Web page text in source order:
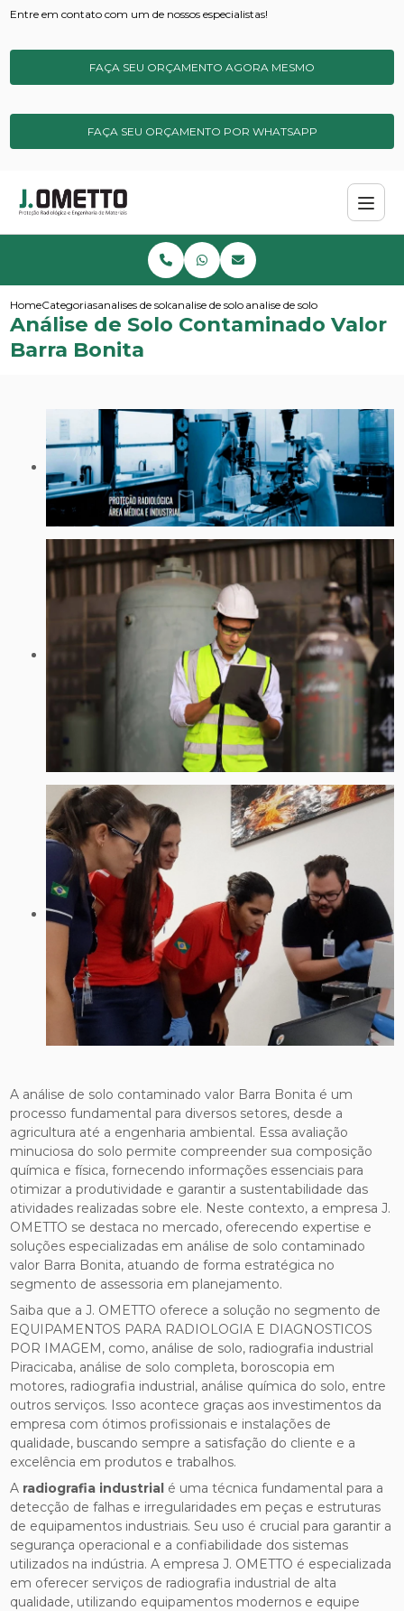
Entre em contato com um de nossos especialistas!
FAÇA SEU ORÇAMENTO AGORA MESMO
FAÇA SEU ORÇAMENTO POR WHATSAPP
HomeCategoriasanalises de solos e sedimentos
analise de solo idealanalise de solo contaminado
Análise de Solo Contaminado Valor
Barra Bonita
A análise de solo contaminado valor Barra Bonita é um
processo fundamental para diversos setores, desde a
agricultura até a engenharia ambiental. Essa avaliação
minuciosa do solo permite compreender sua composição
química e física, fornecendo informações essenciais para
otimizar a produtividade e garantir a sustentabilidade das
atividades realizadas sobre ele. Neste contexto, a empresa J.
OMETTO se destaca no mercado, oferecendo expertise e
soluções especializadas em análise de solo contaminado
valor Barra Bonita, atuando de forma estratégica no
segmento de assessoria em planejamento.
Saiba que a J. OMETTO oferece a solução no segmento de
EQUIPAMENTOS PARA RADIOLOGIA E DIAGNOSTICOS
POR IMAGEM, como, análise de solo, radiografia industrial
Piracicaba, análise de solo completa, boroscopia em
motores, radiografia industrial, análise química do solo, entre
outros serviços. Isso acontece graças aos investimentos da
empresa com ótimos profissionais e instalações de
qualidade, buscando sempre a satisfação do cliente e a
excelência em produtos e trabalhos.
A radiografia industrial é uma técnica fundamental para a
detecção de falhas e irregularidades em peças e estruturas
de equipamentos industriais. Seu uso é crucial para garantir a
segurança operacional e a confiabilidade dos sistemas
utilizados na indústria. A empresa J. OMETTO é especializada
em oferecer serviços de radiografia industrial de alta
qualidade, utilizando equipamentos modernos e equipe